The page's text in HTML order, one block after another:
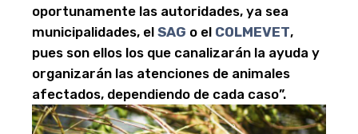
oportunamente las autoridades, ya sea
municipalidades, el SAG o el COLMEVET,
pues son ellos los que canalizarán la ayuda y
organizarán las atenciones de animales
afectados, dependiendo de cada caso”.